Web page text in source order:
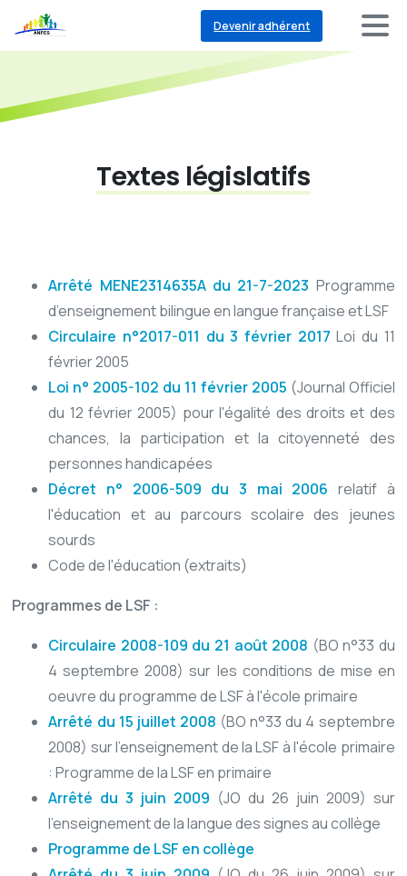
Devenir adhérent
Textes législatifs
Arrêté MENE2314635A du 21-7-2023 Programme
d’enseignement bilingue en langue française et LSF
Circulaire n°2017-011 du 3 février 2017 Loi du 11
février 2005
Loi n° 2005-102 du 11 février 2005 (Journal Officiel
du 12 février 2005) pour l'égalité des droits et des
chances, la participation et la citoyenneté des
personnes handicapées
Décret n° 2006-509 du 3 mai 2006 relatif à
l'éducation et au parcours scolaire des jeunes
sourds
Code de l'éducation (extraits)
Programmes de LSF :
Circulaire 2008-109 du 21 août 2008 (BO n°33 du
4 septembre 2008) sur les conditions de mise en
oeuvre du programme de LSF à l'école primaire
Arrêté du 15 juillet 2008 (BO n°33 du 4 septembre
2008) sur l'enseignement de la LSF à l'école primaire
: Programme de la LSF en primaire
Arrêté du 3 juin 2009 (JO du 26 juin 2009) sur
l'enseignement de la langue des signes au collège
Programme de LSF en collège